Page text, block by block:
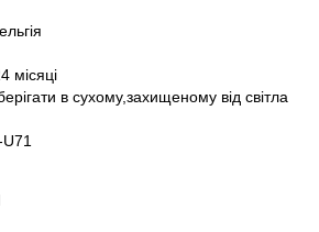
місяці
в сухому,захищеному від світла